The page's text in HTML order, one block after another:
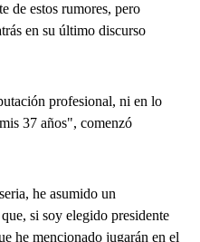
de estos rumores, pero
en su último discurso
profesional, ni en lo
37 años", comenzó
he asumido un
si soy elegido presidente
he mencionado jugarán en el